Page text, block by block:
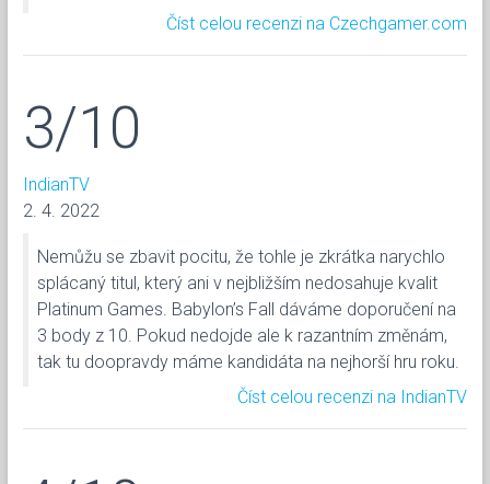
Číst celou recenzi na Czechgamer.com
3/10
IndianTV
2. 4. 2022
Nemůžu se zbavit pocitu, že tohle je zkrátka narychlo
splácaný titul, který ani v nejbližším nedosahuje kvalit
Platinum Games. Babylon’s Fall dáváme doporučení na
3 body z 10. Pokud nedojde ale k razantním změnám,
tak tu doopravdy máme kandidáta na nejhorší hru roku.
Číst celou recenzi na IndianTV